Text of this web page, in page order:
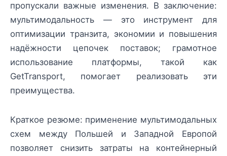
пропускали важные изменения. В заключение:
мультимодальность — это инструмент для
оптимизации транзита, экономии и повышения
надёжности цепочек поставок; грамотное
использование платформы, такой как
GetTransport, помогает реализовать эти
преимущества.
Краткое резюме: применение мультимодальных
схем между Польшей и Западной Европой
позволяет снизить затраты на контейнерный